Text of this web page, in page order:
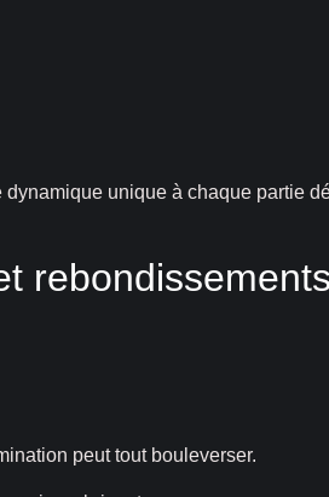
unique à chaque partie
peut tout bouleverser.